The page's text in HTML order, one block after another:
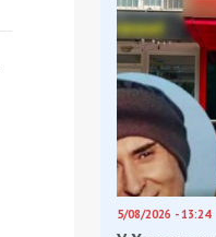
5/08/2026 - 13:24